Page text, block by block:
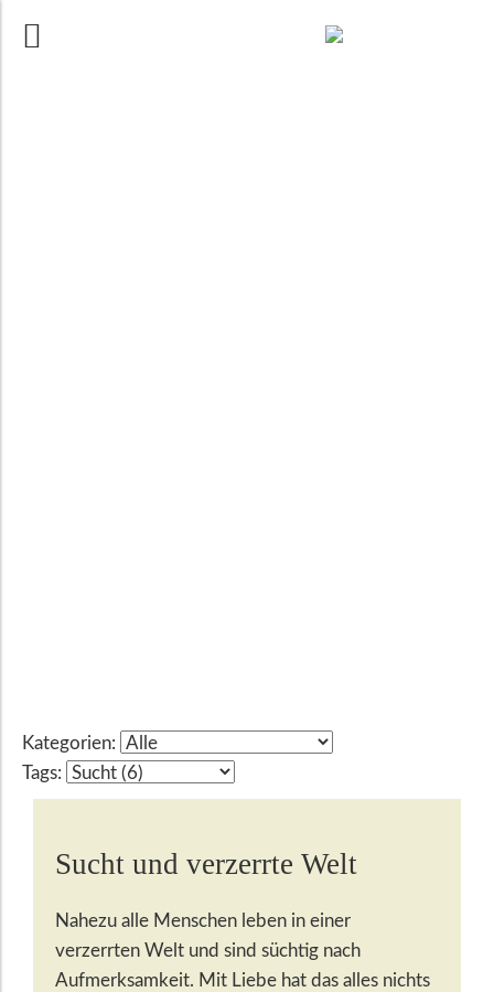
Kategorien:
Tags:
Sucht und verzerrte Welt
Nahezu alle Menschen leben in einer
verzerrten Welt und sind süchtig nach
Aufmerksamkeit. Mit Liebe hat das alles nichts